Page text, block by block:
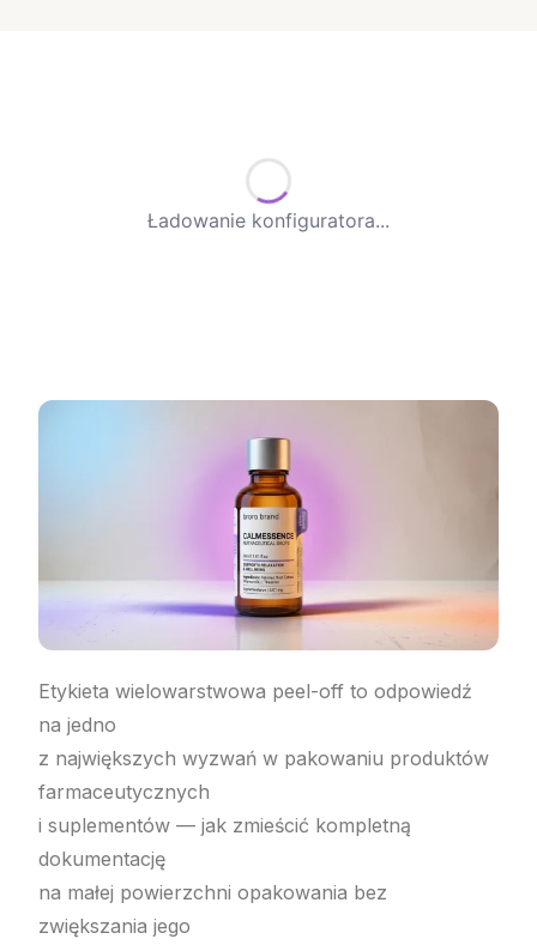
Ładowanie konfiguratora...
Etykieta wielowarstwowa peel-off to odpowiedź
na jedno
z największych wyzwań w pakowaniu produktów
farmaceutycznych
i suplementów — jak zmieścić kompletną
dokumentację
na małej powierzchni opakowania bez
zwiększania jego